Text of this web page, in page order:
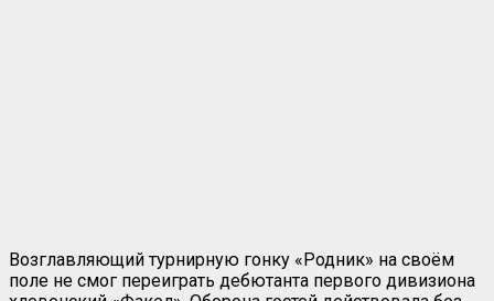
Возглавляющий турнирную гонку «Родник» на своём
поле не смог переиграть дебютанта первого дивизиона